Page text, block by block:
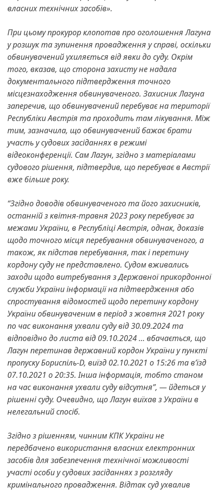
власних технічних засобів».
При цьому прокурор клопотав про оголошення Лагуна
у розшук та зупинення провадження у справі, оскільки
обвинувачений ухиляється від явки до суду. Окрім
того, вказав, що сторона захисту не надала
документального підтвердження точного
місцезнаходження обвинуваченого. Захисник Лагуна
заперечив, що обвинувачений перебуває на території
Республіки Австрія та проходить там лікування. Між
тим, зазначила, що обвинувачений бажає брати
участь у судових засіданнях в режимі
відеоконференції. Сам Лагун, згідно з матеріалами
судового рішення, підтвердив, що перебуває в Австрії
вже більше року.
“Згідно доводів обвинуваченого та його захисників,
останній з квітня-травня 2023 року перебуває за
межами України, в Республіці Австрія, однак, доказів
щодо точного місця перебування обвинуваченого, а
також, як підстав перебування, так і перетину
кордону суду не представлено. Судом вживались
заходи щодо витребування з Державної прикордонної
служби України інформації на підтвердження або
спростування відомостей щодо перетину кордону
України обвинуваченим в період з жовтня 2021 року
по час виконання ухвали суду від 30.09.2024 та
відповідно до листа від 09.10.2024 … вбачається, що
Лагун перетинав державний кордон України у пункті
пропуску Бориспіль-D, виїзд 02.10.2021 о 15:26 та вʼїзд
07.10.2021 о 20:35. Інша інформація, тобто станом
на час виконання ухвали суду відсутня”, — йдеться у
рішенні суду. Очевидно, що Лагун виїхав з України в
нелегальний спосіб.
Згідно з рішенням, чинним КПК України не
передбачено використання власних електронних
засобів для забезпечення технічної можливості
участі особи у судових засіданнях з розгляду
кримінального провадження. Відтак суд ухвалив